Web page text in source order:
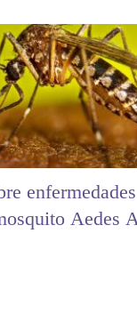
Aedes